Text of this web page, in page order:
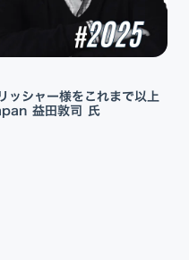
ッシャー様をこれまで以上
益田敦司 氏